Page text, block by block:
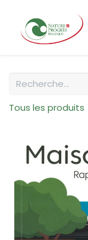
Tous les produits